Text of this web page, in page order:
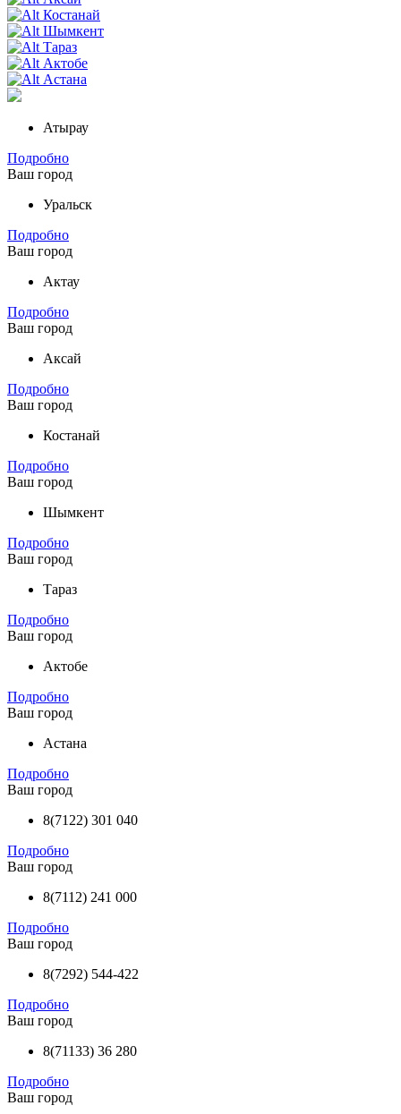
Костанай
Шымкент
Тараз
Актобе
Астана
Атырау
Подробно
Ваш город
Уральск
Подробно
Ваш город
Актау
Подробно
Ваш город
Аксай
Подробно
Ваш город
Костанай
Подробно
Ваш город
Шымкент
Подробно
Ваш город
Тараз
Подробно
Ваш город
Актобе
Подробно
Ваш город
Астана
Подробно
Ваш город
8(7122) 301 040
Подробно
Ваш город
8(7112) 241 000
Подробно
Ваш город
8(7292) 544-422
Подробно
Ваш город
8(71133) 36 280
Подробно
Ваш город